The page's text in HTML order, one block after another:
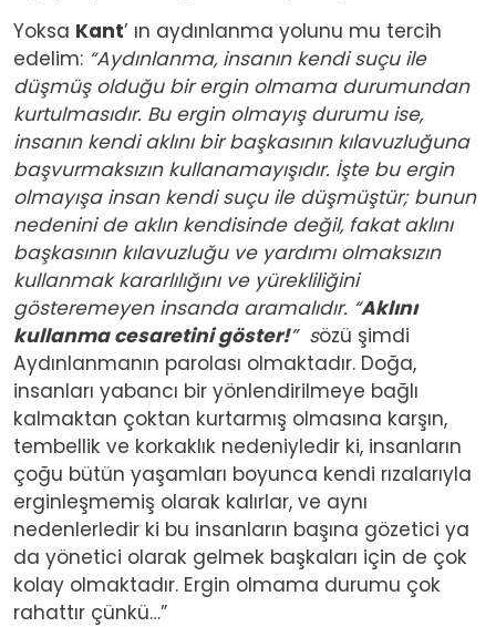
Yoksa Kant’ ın aydınlanma yolunu mu tercih
edelim: “Aydınlanma, insanın kendi suçu ile
düşmüş olduğu bir ergin olmama durumundan
kurtulmasıdır. Bu ergin olmayış durumu ise,
insanın kendi aklını bir başkasının kılavuzluğuna
başvurmaksızın kullanamayışıdır. İşte bu ergin
olmayışa insan kendi suçu ile düşmüştür; bunun
nedenini de aklın kendisinde değil, fakat aklını
başkasının kılavuzluğu ve yardımı olmaksızın
kullanmak kararlılığını ve yürekliliğini
gösteremeyen insanda aramalıdır. “Aklını
kullanma cesaretini göster!” sözü şimdi
Aydınlanmanın parolası olmaktadır. Doğa,
insanları yabancı bir yönlendirilmeye bağlı
kalmaktan çoktan kurtarmış olmasına karşın,
tembellik ve korkaklık nedeniyledir ki, insanların
çoğu bütün yaşamları boyunca kendi rızalarıyla
erginleşmemiş olarak kalırlar, ve aynı
nedenlerledir ki bu insanların başına gözetici ya
da yönetici olarak gelmek başkaları için de çok
kolay olmaktadır. Ergin olmama durumu çok
rahattır çünkü…”